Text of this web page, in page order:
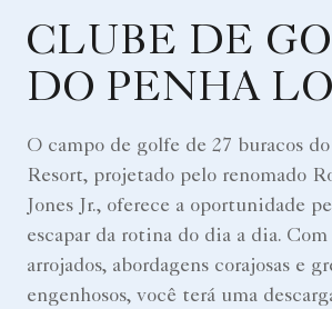
CLUBE DE
DO PENHA
O campo de golfe de 27 buracos
Resort, projetado pelo renomado
Jones Jr., oferece a oportunidade
escapar da rotina do dia a dia. Com
arrojados, abordagens corajosas e
engenhosos, você terá uma